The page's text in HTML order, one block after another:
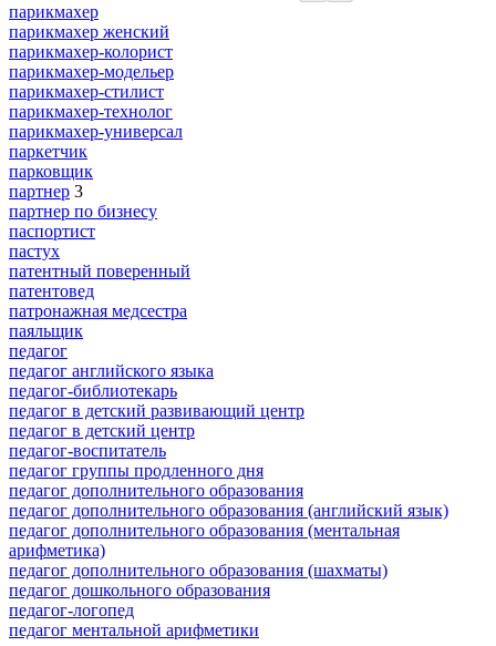
парикмахер
парикмахер женский
парикмахер-колорист
парикмахер-модельер
парикмахер-стилист
парикмахер-технолог
парикмахер-универсал
паркетчик
парковщик
партнер 3
партнер по бизнесу
паспортист
пастух
патентный поверенный
патентовед
патронажная медсестра
паяльщик
педагог
педагог английского языка
педагог-библиотекарь
педагог в детский развивающий центр
педагог в детский центр
педагог-воспитатель
педагог группы продленного дня
педагог дополнительного образования
педагог дополнительного образования (английский язык)
педагог дополнительного образования (ментальная
арифметика)
педагог дополнительного образования (шахматы)
педагог дошкольного образования
педагог-логопед
педагог ментальной арифметики